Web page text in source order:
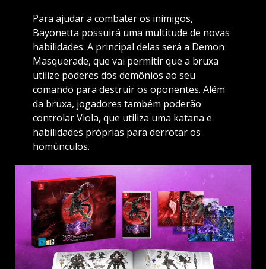
Para ajudar a combater os inimigos,
Bayonetta possuirá uma multitude de novas
habilidades. A principal delas será a Demon
Masquerade, que vai permitir que a bruxa
utilize poderes dos demônios ao seu
comando para destruir os oponentes. Além
da bruxa, jogadores também poderão
controlar Viola, que utiliza uma katana e
habilidades próprias para derrotar os
homúnculos.